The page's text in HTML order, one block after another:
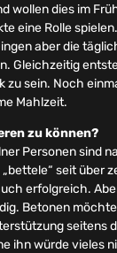
wollen dies im
eine Rolle
aber die
Gleichzeitig
sein. Noch
Mahlzeit.
zu können?
Personen sind
seit über
erfolgreich.
Betonen
seitens
ihn würde vieles